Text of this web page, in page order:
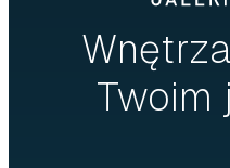
Twoim